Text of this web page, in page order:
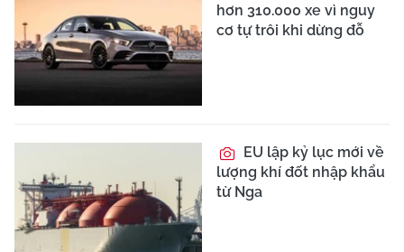
hơn 310.000 xe vì nguy
cơ tự trôi khi dừng đỗ
EU lập kỷ lục mới về
lượng khí đốt nhập khẩu
từ Nga